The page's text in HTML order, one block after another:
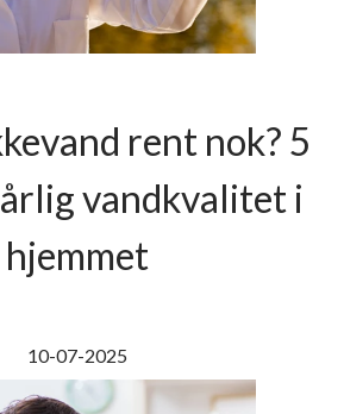
rent nok? 5
vandkvalitet i
hjemmet
10-07-2025